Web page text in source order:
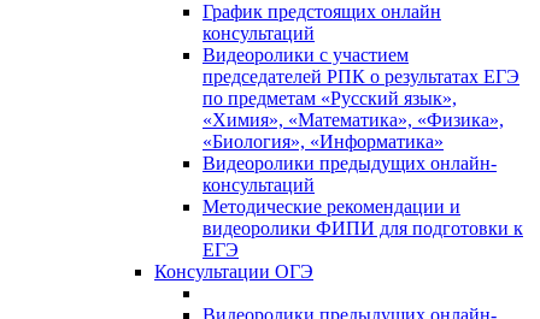
График предстоящих онлайн
консультаций
Видеоролики с участием
председателей РПК о результатах ЕГЭ
по предметам «Русский язык»,
«Химия», «Математика», «Физика»,
«Биология», «Информатика»
Видеоролики предыдущих онлайн-
консультаций
Методические рекомендации и
видеоролики ФИПИ для подготовки к
ЕГЭ
Консультации ОГЭ
Видеоролики предыдущих онлайн-